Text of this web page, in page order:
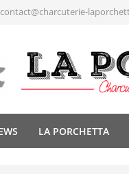
contact@charcuterie-
LA PORCHETTA